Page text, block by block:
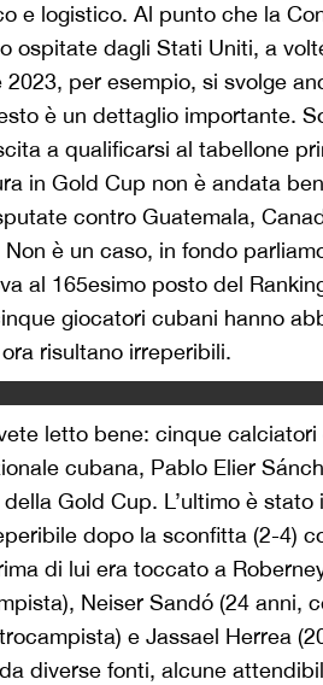
e logistico. Al punto che la
ospitate dagli Stati Uniti, a
2023, per esempio, si svolge
è un dettaglio importante.
a qualificarsi al tabellone
in Gold Cup non è andata
contro Guatemala,
è un caso, in fondo
al 165esimo posto del
giocatori cubani hanno
risultano irreperibili.
letto bene: cinque
cubana, Pablo Elier
Gold Cup. L’ultimo è
dopo la sconfitta (2-4)
di lui era toccato a
Neiser Sandó (24 anni,
e Jassael Herrea
diverse fonti, alcune